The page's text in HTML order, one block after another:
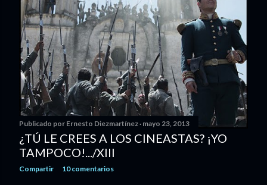
Publicado por Ernesto Diezmartínez mayo 23, 2013
¿TÚ LE CREES A LOS CINEASTAS? ¡YO
TAMPOCO!.../XIII
Compartir 10 comentarios